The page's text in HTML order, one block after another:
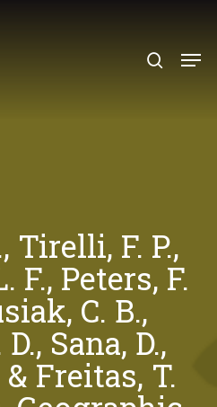
Menu
Tirelli, F. P.,
F., Peters, F.
C. B.,
Sana, D.,
Freitas, T.